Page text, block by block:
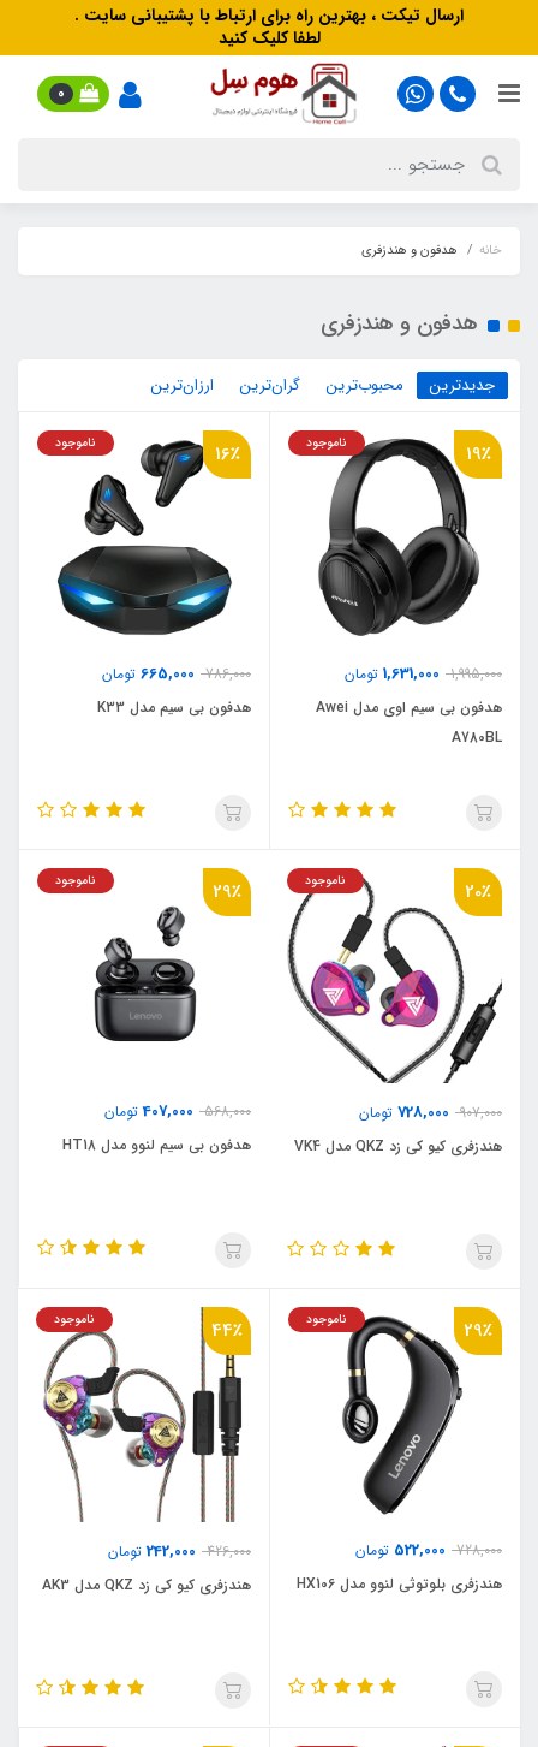
ارسال تیکت ، بهترین راه برای ارتباط با پشتیبانی سایت .
لطفا کلیک کنید
0
خانه هدفون‌ و‌ هندزفری
هدفون‌ و‌ هندزفری
جدیدترین محبوب‌ترین گران‌ترین ارزان‌ترین
19٪
1,995,000
1,631,000 تومان
ناموجود
هدفون بی سیم اوی مدل Awei
A780BL
16٪
786,000
665,000 تومان
ناموجود
هدفون بی سیم مدل K33
20٪
907,000
728,000 تومان
ناموجود
هندزفری کیو کی زد QKZ مدل VK4
29٪
568,000
407,000تومان
ناموجود
هدفون بی سیم لنوو مدل HT18
29٪
728,000
522,000 تومان
ناموجود
هندزفری بلوتوثی لنوو مدل HX106
44٪
426,000
242,000 تومان
ناموجود
هندزفری کیو کی زد QKZ مدل AK3